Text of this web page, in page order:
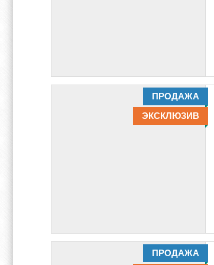
ПРОДАЖА
ЭКСКЛЮЗИВ
ПРОДАЖА